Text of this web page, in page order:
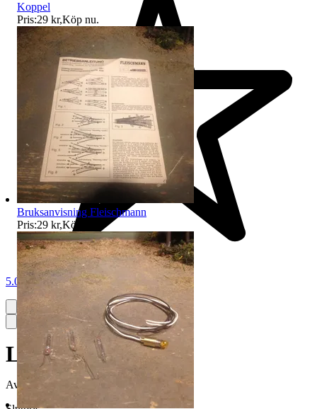
5.0
Lastbil - 1:87
Avslutad
13 jun 10:25
Koppel
Pris:29 kr,Köp nu.
Bruksanvisning Fleischmann
Pris:29 kr,Köp nu